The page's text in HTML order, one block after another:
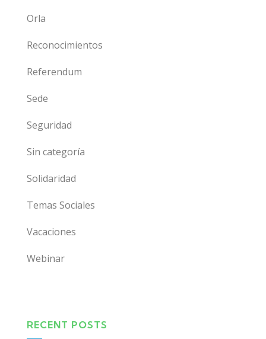
Orla
Reconocimientos
Referendum
Sede
Seguridad
Sin categoría
Solidaridad
Temas Sociales
Vacaciones
Webinar
RECENT POSTS